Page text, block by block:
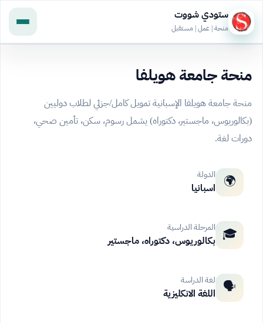
ستودي شووت
منحة | عمل | مستقبل
منحة جامعة هويلفا
منحة جامعة هويلفا الإسبانية تمويل كامل/جزئي لطلاب دوليين
(بكالوريوس، ماجستير، دكتوراه) يشمل رسوم، سكن، تأمين صحي،
دورات لغة.
🌍 الدولة
اسبانيا
🎓 المرحلة الدراسية
بكالوريوس، دكتوراه، ماجستير
🗣️ لغة الدراسة
اللغة الانكليزية